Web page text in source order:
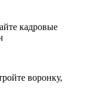
кадровые
воронку,